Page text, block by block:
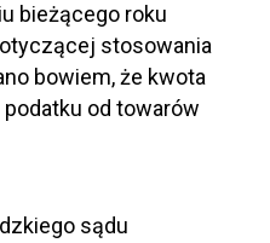
bieżącego roku
stosowania
bowiem, że kwota
od towarów
sądu